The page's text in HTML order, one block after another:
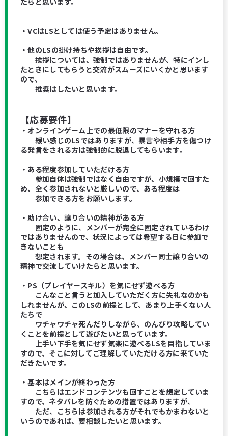
・VCはLSとしては使う予定はありません。
・他のLSの掛け持ちや挨拶は自由です。
挨拶については、強制ではありませんが、特にインし
たときにしてもらうと交流がスムーズにいくかと思います
ので、
推奨はしたいと思います。
【応募要件】
・オンラインゲーム上での最低限のマナーを守れる方
緩い感じのLSではありますが、暴言や相手方を傷つけ
る発言をされる方は強制的に脱退してもらいます。
・ある程度参加していただける方
参加自体は強制ではなく自由ですが、小規模で回すた
め、全く参加されないと厳しいので、ある程度は
参加できる方をお願いします。
・助け合い、譲り合いの精神がある方
固定のように、メンバーが完全に固定されているわけ
ではありませんので、状況によっては希望する日に参加で
きないことも
想定されます。その場合は、メンバー同士譲り合いの
精神で交流していけたらと思います。
・PS（プレイヤースキル）を気にせず遊べる方
こんなこと言うと加入していただく方に失礼なのかも
しれませんが、このLSの前提として、あまり上手くない人
たちで
ワチャワチャ死んだりしながら、のんびり攻略してい
くことを前提として遊びたいと思っています。
上手い下手を気にせず気楽に遊べるLSを目指していま
すので、そこに対してご理解していただける方に来ていた
だきたいです。
・基本はメインが終わった方
こちらはエンドコンテンツも回すことを想定していま
すので、ネタバレを防ぐための措置ではありますが、
ただ、こちらは参加される方がそれでもかまわないと
いうのであれば、要相談したいと思います。